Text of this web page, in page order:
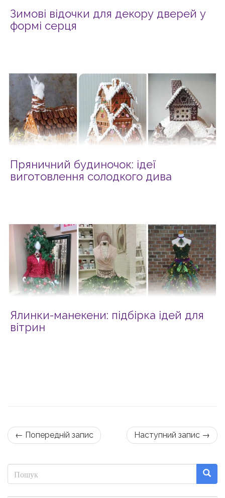
Зимові відочки для декору дверей у
формі серця
Пряничний будиночок: ідеї
виготовлення солодкого дива
Ялинки-манекени: підбірка ідей для
вітрин
← Попередній запис Наступний запис →